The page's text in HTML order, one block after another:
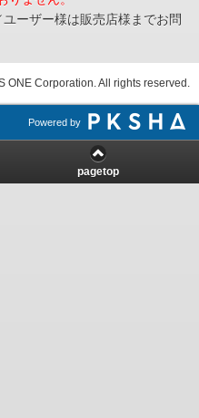
ユーザー様は販売店様までお問
ONE Corporation. All rights reserved.
Powered by
pagetop